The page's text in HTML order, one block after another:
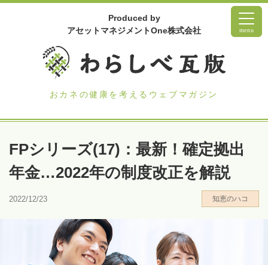
Produced by
アセットマネジメントOne株式会社
おカネの健康を考えるウェブマガジン
menu
FPシリーズ(17)：最新！確定拠出
年金…2022年の制度改正を解説
2022/12/23 知恵のハコ